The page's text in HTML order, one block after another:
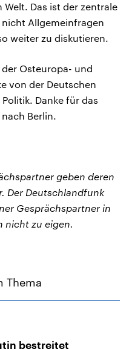
Das ist der zentrale
Allgemeinfragen
weiter zu diskutieren.
Osteuropa- und
von der Deutschen
Danke für das
Berlin.
geben deren
Der Deutschlandfunk
Gesprächspartner in
nicht zu eigen.
Thema
bestreitet